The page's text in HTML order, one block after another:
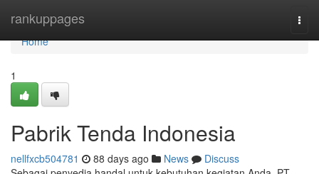
rankuppages
Home
Home
1
Pabrik Tenda Indonesia
nellfxcb504781 88 days ago News
Discuss